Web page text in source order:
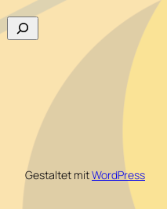
Gestaltet mitWordPress